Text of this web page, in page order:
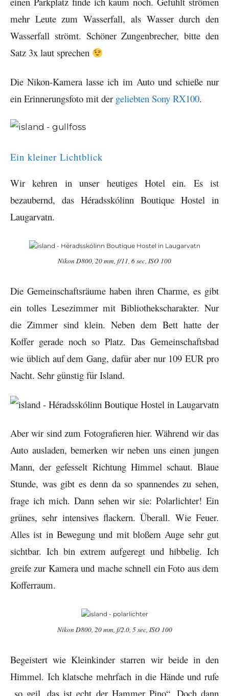
mehr Leute zum Wasserfall, als Wasser durch den
Wasserfall strömt. Schöner Zungenbrecher, bitte den
Satz 3x laut sprechen
Die Nikon-Kamera lasse ich im Auto und schieße nur
ein Erinnerungsfoto mit der geliebten Sony RX100.
Ein kleiner Lichtblick
Wir kehren in unser heutiges Hotel ein. Es ist
bezaubernd, das Héradsskólinn Boutique Hostel in
Laugarvatn.
Nikon D800, 20 mm, f/11, 6 sec, ISO 100
Die Gemeinschaftsräume haben ihren Charme, es gibt
ein tolles Lesezimmer mit Bibliothekscharakter. Nur
die Zimmer sind klein. Neben dem Bett hatte der
Koffer gerade noch so Platz. Das Gemeinschaftsbad
wie üblich auf dem Gang, dafür aber nur 109 EUR pro
Nacht. Sehr günstig für Island.
Aber wir sind zum Fotografieren hier. Während wir das
Auto ausladen, bemerken wir neben uns einen jungen
Mann, der gefesselt Richtung Himmel schaut. Blaue
Stunde, was gibt es denn da so spannendes zu sehen,
frage ich mich. Dann sehen wir sie: Polarlichter! Ein
grünes, sehr intensives flackern. Überall. Wie Feuer.
Alles ist in Bewegung und mit bloßem Auge sehr gut
sichtbar. Ich bin extrem aufgeregt und hibbelig. Ich
greife zur Kamera und mache schnell ein Foto aus dem
Kofferraum.
Nikon D800, 20 mm, f/2.0, 5 sec, ISO 100
Begeistert wie Kleinkinder starren wir beide in den
Himmel. Ich klatsche mehrfach in die Hände und rufe
„so geil, das ist echt der Hammer Pino“. Doch dann